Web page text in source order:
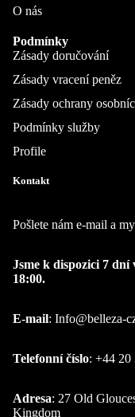
O nás
Podmínky
Zásady doručování
Zásady vracení peněz
Zásady ochrany
Podmínky služby
Profile
Kontakt
Pošlete nám e-mail a
Jsme k dispozici 7 dní
18:00.
E-mail: Info@belleza-
Telefonní číslo: +44 20
Adresa: 27 Old
Kingdom